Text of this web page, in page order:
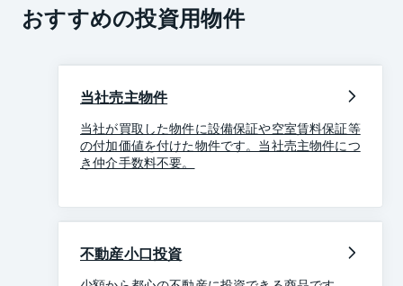
おすすめの投資用物件
当社売主物件
当社が買取した物件に設備保証や空室賃料保証等
の付加価値を付けた物件です。当社売主物件につ
き仲介手数料不要。
不動産小口投資